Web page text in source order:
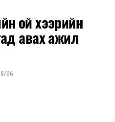
2023 онд Екатеринбург
нисгэгчгүй нисэх
аж. Тус компанийн 2025
цэвэр ашиг нь 1.9
РБК мэдээлсэн байна.
хэрэгт холбоотой
ой хээрийн
авах ажил
06